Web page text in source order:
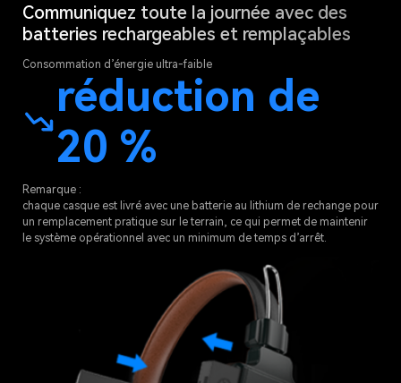
Communiquez toute la journée avec des
batteries rechargeables et remplaçables
Consommation d’énergie ultra-faible
réduction de
20 %
Remarque :
chaque casque est livré avec une batterie au lithium de rechange pour
un remplacement pratique sur le terrain, ce qui permet de maintenir
le système opérationnel avec un minimum de temps d’arrêt.